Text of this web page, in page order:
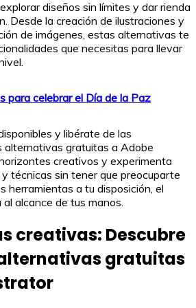
diseños sin límites y dar rienda
Desde la creación de ilustraciones y
de imágenes, estas alternativas te
que necesitas para llevar
para celebrar el Día de la Paz
y libérate de las
alternativas gratuitas a Adobe
creativos y experimenta
técnicas sin tener que preocuparte
herramientas a tu disposición, el
alcance de tus manos.
creativas: Descubre
gratuitas